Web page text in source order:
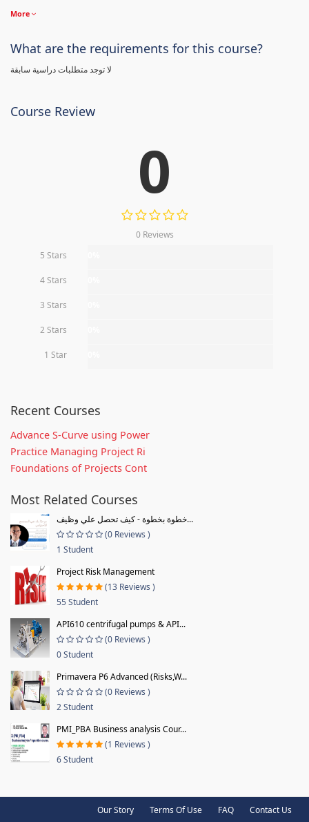
More
What are the requirements for this course?
لا توجد متطلبات دراسية سابقة
Course Review
0
0 Reviews
5 Stars
4 Stars
3 Stars
2 Stars
1 Star
Recent Courses
Advance S-Curve using Power
Practice Managing Project Ri
Foundations of Projects Cont
Most Related Courses
خطوة بخطوة - كيف تحصل علي وظيف...
(0 Reviews )
1 Student
Project Risk Management
(13 Reviews )
55 Student
API610 centrifugal pumps & API...
(0 Reviews )
0 Student
Primavera P6 Advanced (Risks,W...
(0 Reviews )
2 Student
PMI_PBA Business analysis Cour...
(1 Reviews )
6 Student
Our Story Terms Of Use FAQ Contact Us